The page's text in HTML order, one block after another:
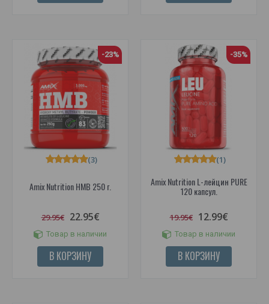
-23%
Amix Nutrition HMB 250 г.
(3)
29.95€ 22.95€
Товар в наличии
В КОРЗИНУ
-35%
Amix Nutrition L-лейцин PURE
120 капсул.
(1)
19.95€ 12.99€
Товар в наличии
В КОРЗИНУ